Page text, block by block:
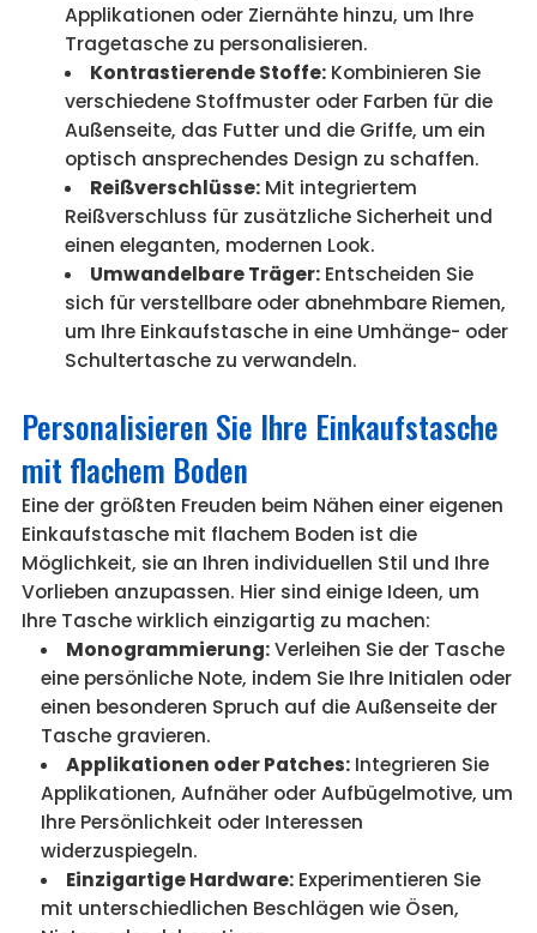
Applikationen oder Ziernähte hinzu, um Ihre
Tragetasche zu personalisieren.
Kontrastierende Stoffe: Kombinieren Sie
verschiedene Stoffmuster oder Farben für die
Außenseite, das Futter und die Griffe, um ein
optisch ansprechendes Design zu schaffen.
Reißverschlüsse: Mit integriertem
Reißverschluss für zusätzliche Sicherheit und
einen eleganten, modernen Look.
Umwandelbare Träger: Entscheiden Sie
sich für verstellbare oder abnehmbare Riemen,
um Ihre Einkaufstasche in eine Umhänge- oder
Schultertasche zu verwandeln.
Personalisieren Sie Ihre Einkaufstasche
mit flachem Boden
Eine der größten Freuden beim Nähen einer eigenen
Einkaufstasche mit flachem Boden ist die
Möglichkeit, sie an Ihren individuellen Stil und Ihre
Vorlieben anzupassen. Hier sind einige Ideen, um
Ihre Tasche wirklich einzigartig zu machen:
Monogrammierung:Verleihen Sie der Tasche
eine persönliche Note, indem Sie Ihre Initialen oder
einen besonderen Spruch auf die Außenseite der
Tasche gravieren.
Applikationen oder Patches: Integrieren Sie
Applikationen, Aufnäher oder Aufbügelmotive, um
Ihre Persönlichkeit oder Interessen
widerzuspiegeln.
Einzigartige Hardware: Experimentieren Sie
mit unterschiedlichen Beschlägen wie Ösen,